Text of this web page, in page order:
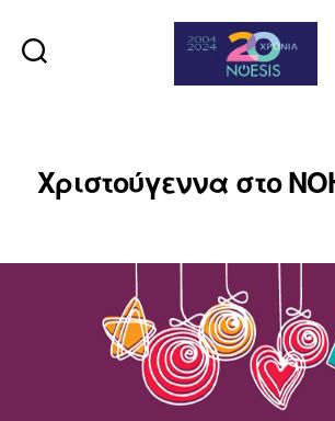
Χριστούγεννα στο